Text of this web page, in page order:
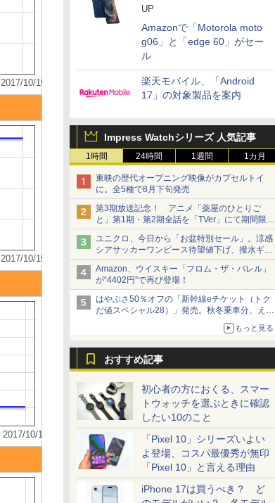
UP
Amazonで「Motorola moto
g06」と「edge 60」がセー
ル
楽天モバイル、「Android
17」の対象製品を案内
Impress Watchシリーズ 人気記事
1時間 24時間 1週間 1カ月
東映の歴代オープニング映像がカプセルトイ
に。全5種で8月下旬発売
第3期放送記念！ アニメ「薬屋のひとりご
と」第1期・第2期全話を「TVer」にて期間限定
で順次無料配信開始
ユニクロ、今日から「お盆特別セール」。涼感
シアサッカーワンピース待望値下げ、撥水ギア
ショーツは1990円に
Amazon、ウイスキー「フロム・ザ・バレル」
が“4402円”で再び登場！
はやぶさ50％オフの「新幹線eチケット（トク
だ値スペシャル28）」発売。秋冬乗車分、えき
もっと見る
おすすめ記事
初心者の方におくる、スマー
トウォッチを選ぶときに確認
したい10のこと
「Pixel 10」シリーズいよい
よ登場、コスパ最優秀が無印
「Pixel 10」と言える理由
iPhone 17は買うべき？ ど
2017/10/19
2017/10/19
2017/10/19